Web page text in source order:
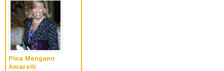
Pina Mengano
Amarelli